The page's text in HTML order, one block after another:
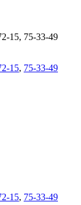
15, 75-33-49
15, 75-33-49
15, 75-33-49